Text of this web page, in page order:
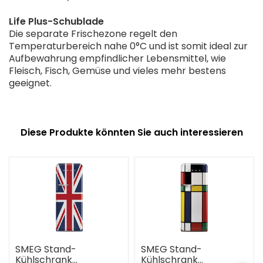
Life Plus-Schublade
Die separate Frischezone regelt den
Temperaturbereich nahe 0°C und ist somit ideal zur
Aufbewahrung empfindlicher Lebensmittel, wie
Fleisch, Fisch, Gemüse und vieles mehr bestens
geeignet.
Diese Produkte könnten Sie auch interessieren
SMEG Stand-
Kühlschrank
SMEG Stand-
Kühlschrank